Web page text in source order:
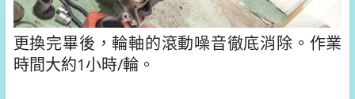
更換完畢後，輪軸的滾動噪音徹底消除。作業
時間大約1小時/輪。